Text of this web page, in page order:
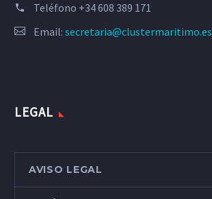
Teléfono +34 608 389 171
Email: secretaria@clustermaritimo.es
LEGAL
AVISO LEGAL